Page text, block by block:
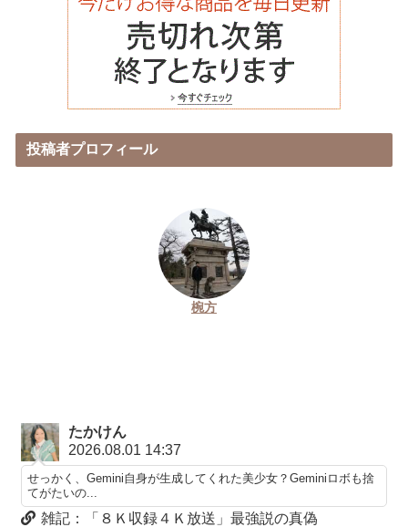
投稿者プロフィール
椀方
たかけん
2026.08.01 14:37
せっかく、Gemini自身が生成してくれた美少女？Geminiロボも捨
てがたいの...
雑記：「８Ｋ収録４Ｋ放送」最強説の真偽